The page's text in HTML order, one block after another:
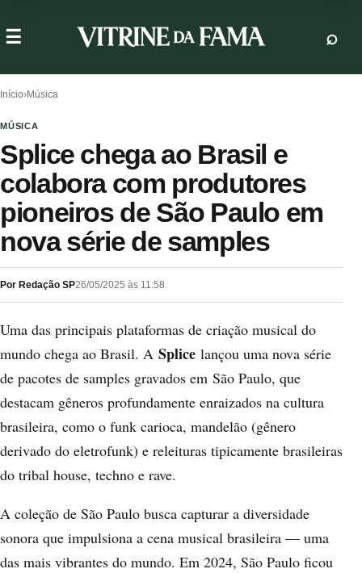
Início›Música
MÚSICA
Splice chega ao Brasil e
colabora com produtores
pioneiros de São Paulo em
nova série de samples
Por Redação SP26/05/2025 às 11:58
Uma das principais plataformas de criação musical do
mundo chega ao Brasil. A Splice lançou uma nova série
de pacotes de samples gravados em São Paulo, que
destacam gêneros profundamente enraizados na cultura
brasileira, como o funk carioca, mandelão (gênero
derivado do eletrofunk) e releituras tipicamente brasileiras
do tribal house, techno e rave.
A coleção de São Paulo busca capturar a diversidade
sonora que impulsiona a cena musical brasileira — uma
das mais vibrantes do mundo. Em 2024, São Paulo ficou